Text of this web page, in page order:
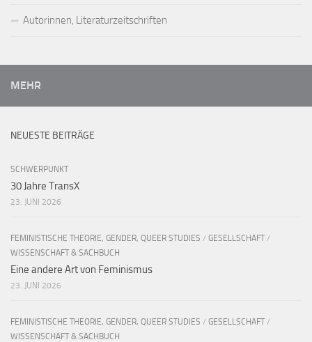
Autorinnen, Literaturzeitschriften
MEHR
NEUESTE BEITRÄGE
SCHWERPUNKT
30 Jahre TransX
23. JUNI 2026
FEMINISTISCHE THEORIE, GENDER, QUEER STUDIES / GESELLSCHAFT /
WISSENSCHAFT & SACHBUCH
Eine andere Art von Feminismus
23. JUNI 2026
FEMINISTISCHE THEORIE, GENDER, QUEER STUDIES / GESELLSCHAFT /
WISSENSCHAFT & SACHBUCH